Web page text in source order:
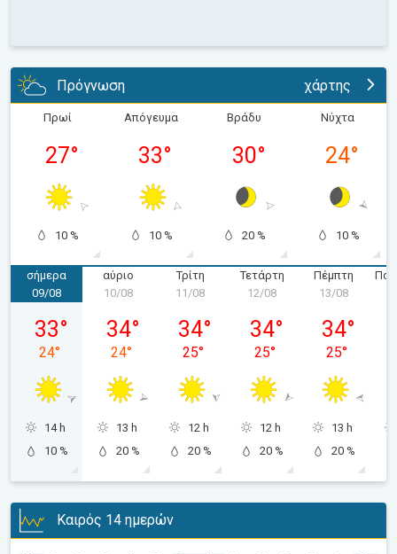
Πρόγνωση χάρτης
Πρωί
27°
10 %
Απόγευμα
33°
10 %
Βράδυ
30°
20 %
Νύχτα
24°
10 %
σήμερα
Κυριακή 09/08
09/08
33°
24°
14 h
10 %
αύριο
Δευτέρα 10/08
10/08
34°
24°
13 h
20 %
Τρίτη
11/08
34°
25°
12 h
20 %
Τετάρτη
Τετάρτη 12/08
12/08
34°
25°
12 h
20 %
Πέμπτη
13/08
34°
25°
13 h
20 %
Καιρός 14 ημερών